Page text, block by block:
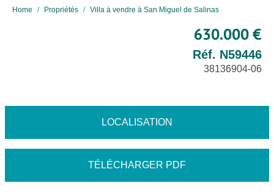
Home Propriétés Villa à vendre à San Miguel de Salinas
630.000 €
Réf. N59446
38136904-06
LOCALISATION
TÉLÉCHARGER PDF